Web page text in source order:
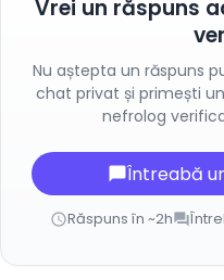
Vrei un răspuns
Nu aștepta un răspuns
chat privat și primești
nefrolog
chat_bubbleÎntreabă
scheduleRăspuns în ~2hforum